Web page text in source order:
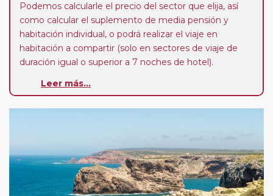
Podemos calcularle el precio del sector que elija, así
como calcular el suplemento de media pensión y
habitación individual, o podrá realizar el viaje en
habitación a compartir (solo en sectores de viaje de
duración igual o superior a 7 noches de hotel).
Paradas en Ruta:
fundamental que el circuito tenga salida posterior a la
fecha escogida y permita la salida deseada. El
suplemento por parada efectuada es de 40 Euros/52
Dólares por persona. Si la parada se realiza para tomar
Leer más...